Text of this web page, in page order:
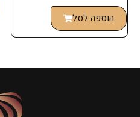
הוספה לסל